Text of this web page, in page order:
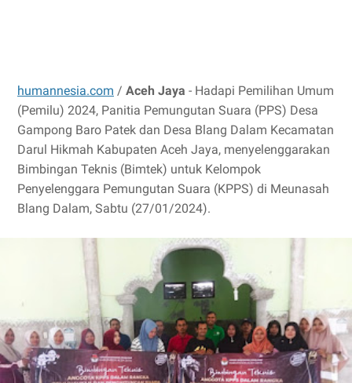
humannesia.com / Aceh Jaya - Hadapi Pemilihan Umum
(Pemilu) 2024, Panitia Pemungutan Suara (PPS) Desa
Gampong Baro Patek dan Desa Blang Dalam Kecamatan
Darul Hikmah Kabupaten Aceh Jaya, menyelenggarakan
Bimbingan Teknis (Bimtek) untuk Kelompok
Penyelenggara Pemungutan Suara (KPPS) di Meunasah
Blang Dalam, Sabtu (27/01/2024).